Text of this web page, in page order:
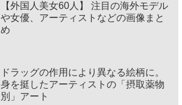
【外国人美女60人】 注目の海外モデル
や女優、アーティストなどの画像まと
め
ドラッグの作用により異なる絵柄に。
身を挺したアーティストの「摂取薬物
別」アート